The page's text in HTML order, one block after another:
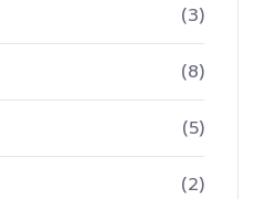
(3)
(8)
(5)
(2)